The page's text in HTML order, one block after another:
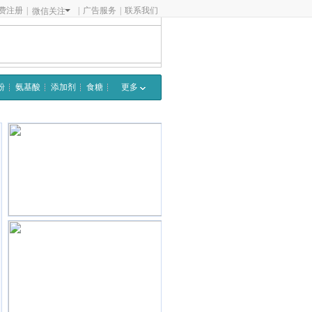
注册 微信关注 广告服务 联系我们
氨基酸 添加剂 食糖 更多